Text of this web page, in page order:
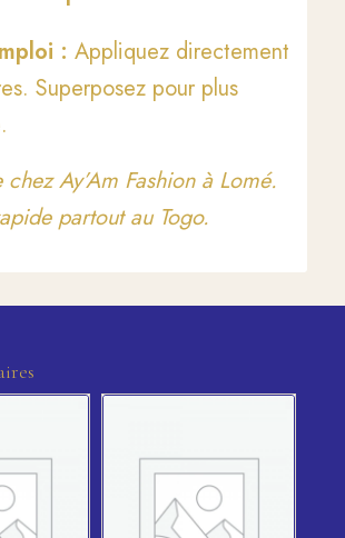
: Appliquez directement
Superposez pour plus
Ay’Am Fashion à Lomé.
partout au Togo.